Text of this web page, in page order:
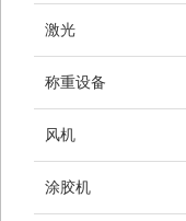
激光
称重设备
风机
涂胶机